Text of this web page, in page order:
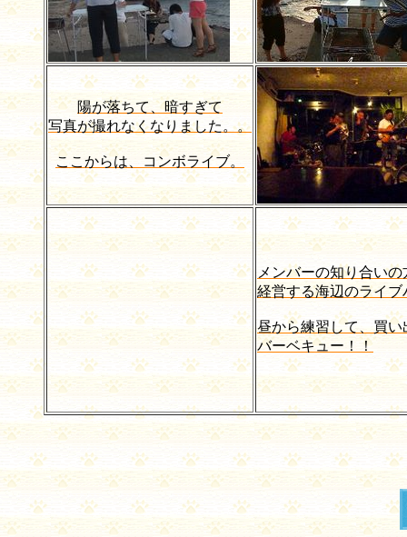
陽が落ちて、暗すぎて
写真が撮れなくなりました。。
ここからは、コンボライブ。
メンバーの知り合いの
経営する海辺のライブ
昼から練習して、買い
バーベキュー！！